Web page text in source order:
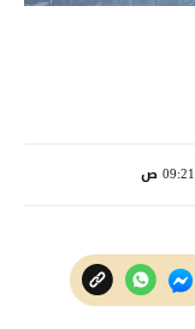
09:21 ص